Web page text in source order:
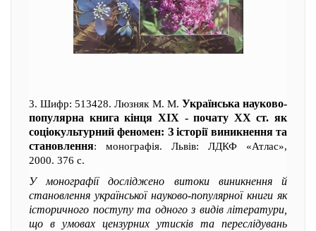
3. Шифр: 513428. Люзняк М. М. Українська науково-
популярна книга кінця ХІХ - почату ХХ ст. як
соціокультурний феномен: З історії виникнення та
становлення: монографія. Львів: ЛДКФ «Атлас»,
2000. 376 с.
У монографії досліджено витоки виникнення й
становлення української науково-популярної книги як
історичного поступу та одного з видів літератури,
що в умовах цензурних утисків та переслідувань